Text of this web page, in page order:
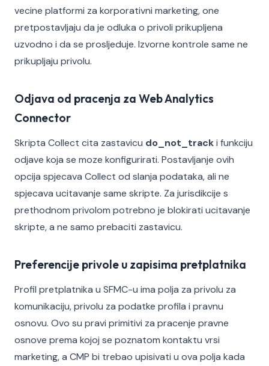
vecine platformi za korporativni marketing, one
pretpostavljaju da je odluka o privoli prikupljena
uzvodno i da se prosljeduje. Izvorne kontrole same ne
prikupljaju privolu.
Odjava od pracenja za Web Analytics
Connector
Skripta Collect cita zastavicu do_not_tracki funkciju
odjave koja se moze konfigurirati. Postavljanje ovih
opcija spjecava Collect od slanja podataka, ali ne
spjecava ucitavanje same skripte. Za jurisdikcije s
prethodnom privolom potrebno je blokirati ucitavanje
skripte, a ne samo prebaciti zastavicu.
Preferencije privole u zapisima pretplatnika
Profil pretplatnika u SFMC-u ima polja za privolu za
komunikaciju, privolu za podatke profila i pravnu
osnovu. Ovo su pravi primitivi za pracenje pravne
osnove prema kojoj se poznatom kontaktu vrsi
marketing, a CMP bi trebao upisivati u ova polja kada